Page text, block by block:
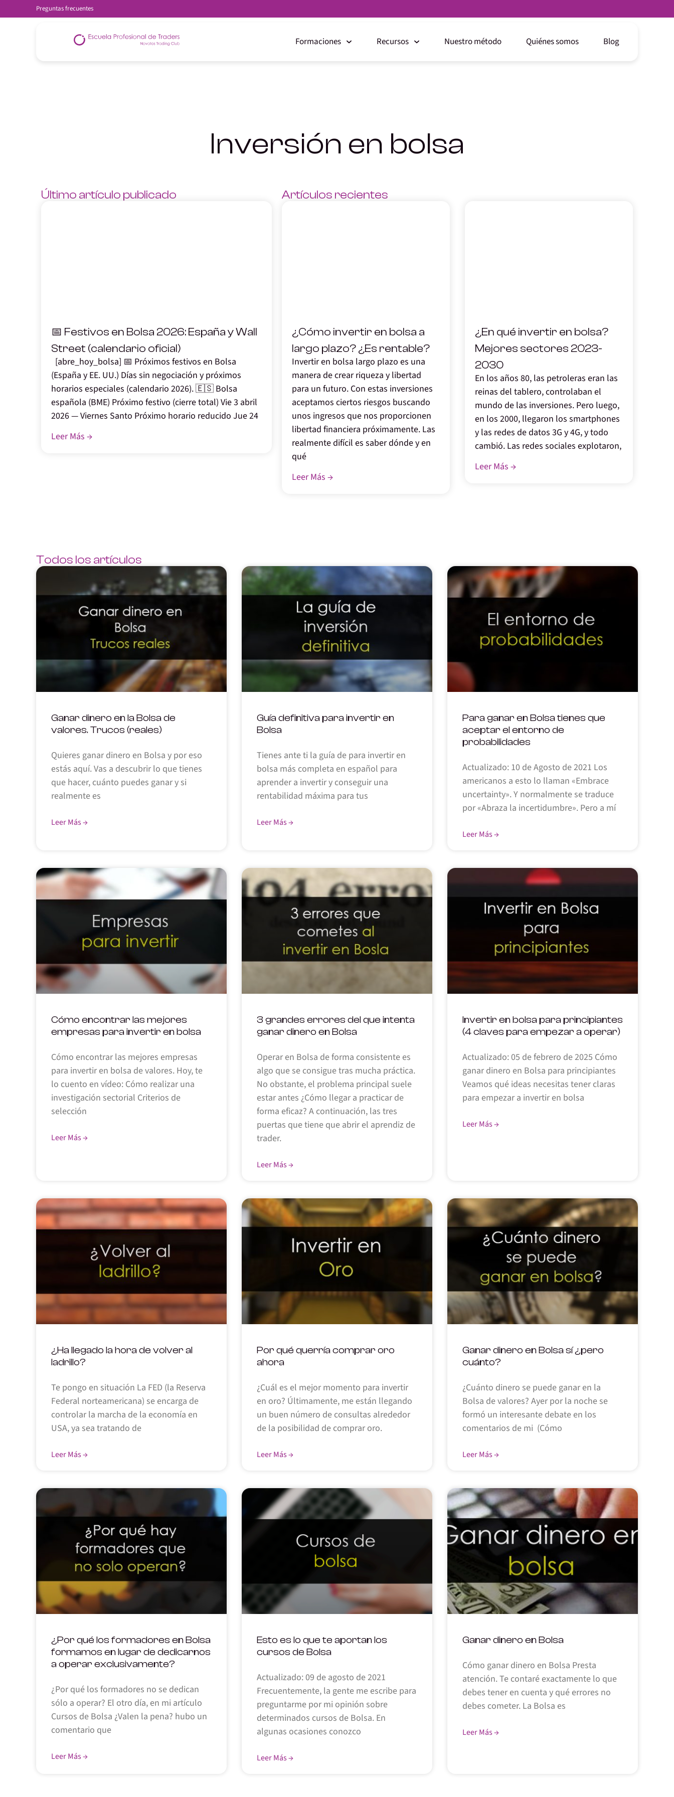
Preguntas frecuentes
Formaciones Recursos Nuestro método Quiénes somos Blog
Inversión en bolsa
Último artículo publicado
📅 Festivos en Bolsa 2026: España y Wall
Street (calendario oficial)
[abre_hoy_bolsa] 📅 Próximos festivos en Bolsa
(España y EE. UU.) Días sin negociación y próximos
horarios especiales (calendario 2026). 🇪🇸 Bolsa
española (BME) Próximo festivo (cierre total) Vie 3 abril
2026 — Viernes Santo Próximo horario reducido Jue 24
Leer Más →
Artículos recientes
¿Cómo invertir en bolsa a
largo plazo? ¿Es rentable?
Invertir en bolsa largo plazo es una
manera de crear riqueza y libertad
para un futuro. Con estas inversiones
aceptamos ciertos riesgos buscando
unos ingresos que nos proporcionen
libertad financiera próximamente. Las
realmente difícil es saber dónde y en
qué
Leer Más →
¿En qué invertir en bolsa?
Mejores sectores 2023-
2030
En los años 80, las petroleras eran las
reinas del tablero, controlaban el
mundo de las inversiones. Pero luego,
en los 2000, llegaron los smartphones
y las redes de datos 3G y 4G, y todo
cambió. Las redes sociales explotaron,
Leer Más →
Todos los artículos
Ganar dinero en la Bolsa de
valores. Trucos (reales)
Quieres ganar dinero en Bolsa y por eso
estás aquí. Vas a descubrir lo que tienes
que hacer, cuánto puedes ganar y si
realmente es
Leer Más →
Guía definitiva para invertir en
Bolsa
Tienes ante ti la guía de para invertir en
bolsa más completa en español para
aprender a invertir y conseguir una
rentabilidad máxima para tus
Leer Más →
Para ganar en Bolsa tienes que
aceptar el entorno de
probabilidades
Actualizado: 10 de Agosto de 2021 Los
americanos a esto lo llaman «Embrace
uncertainty». Y normalmente se traduce
por «Abraza la incertidumbre». Pero a mí
Leer Más →
Cómo encontrar las mejores
empresas para invertir en bolsa
Cómo encontrar las mejores empresas
para invertir en bolsa de valores. Hoy, te
lo cuento en vídeo: Cómo realizar una
investigación sectorial Criterios de
selección
Leer Más →
3 grandes errores del que intenta
ganar dinero en Bolsa
Operar en Bolsa de forma consistente es
algo que se consigue tras mucha práctica.
No obstante, el problema principal suele
estar antes ¿Cómo llegar a practicar de
forma eficaz? A continuación, las tres
puertas que tiene que abrir el aprendiz de
trader.
Leer Más →
Invertir en bolsa para principiantes
(4 claves para empezar a operar)
Actualizado: 05 de febrero de 2025 Cómo
ganar dinero en Bolsa para principiantes
Veamos qué ideas necesitas tener claras
para empezar a invertir en bolsa
Leer Más →
¿Ha llegado la hora de volver al
ladrillo?
Te pongo en situación La FED (la Reserva
Federal norteamericana) se encarga de
controlar la marcha de la economía en
USA, ya sea tratando de
Leer Más →
Por qué querría comprar oro
ahora
¿Cuál es el mejor momento para invertir
en oro? Últimamente, me están llegando
un buen número de consultas alrededor
de la posibilidad de comprar oro.
Leer Más →
Ganar dinero en Bolsa sí ¿pero
cuánto?
¿Cuánto dinero se puede ganar en la
Bolsa de valores? Ayer por la noche se
formó un interesante debate en los
comentarios de mi (Cómo
Leer Más →
¿Por qué los formadores en Bolsa
formamos en lugar de dedicarnos
a operar exclusivamente?
¿Por qué los formadores no se dedican
sólo a operar? El otro día, en mi artículo
Cursos de Bolsa ¿Valen la pena? hubo un
comentario que
Leer Más →
Esto es lo que te aportan los
cursos de Bolsa
Actualizado: 09 de agosto de 2021
Frecuentemente, la gente me escribe para
preguntarme por mi opinión sobre
determinados cursos de Bolsa. En
algunas ocasiones conozco
Leer Más →
Ganar dinero en Bolsa
Cómo ganar dinero en Bolsa Presta
atención. Te contaré exactamente lo que
debes tener en cuenta y qué errores no
debes cometer. La Bolsa es
Leer Más →